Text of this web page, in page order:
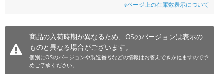
※ページ上の在庫数表示について
商品の入荷時期が異なるため、OSのバージョンは表示の
ものと異なる場合がございます。
個別にOSのバージョンや製造番号などの情報はお答えできかねますので予
めご了承ください。